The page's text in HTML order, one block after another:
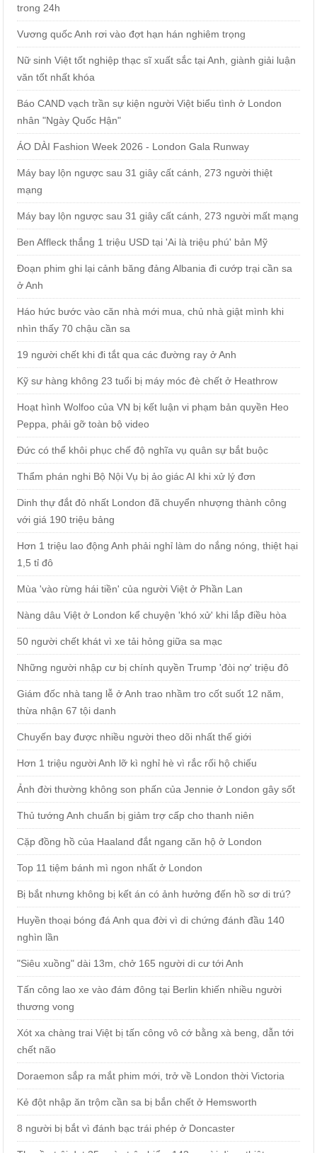
trong 24h
Vương quốc Anh rơi vào đợt hạn hán nghiêm trọng
Nữ sinh Việt tốt nghiệp thạc sĩ xuất sắc tại Anh, giành giải luận
văn tốt nhất khóa
Báo CAND vạch trần sự kiện người Việt biểu tình ở London
nhân "Ngày Quốc Hận"
ÁO DÀI Fashion Week 2026 - London Gala Runway
Máy bay lộn ngược sau 31 giây cất cánh, 273 người thiệt
mạng
Máy bay lộn ngược sau 31 giây cất cánh, 273 người mất mạng
Ben Affleck thắng 1 triệu USD tại 'Ai là triệu phú' bản Mỹ
Đoạn phim ghi lại cảnh băng đảng Albania đi cướp trại cần sa
ở Anh
Háo hức bước vào căn nhà mới mua, chủ nhà giật mình khi
nhìn thấy 70 chậu cần sa
19 người chết khi đi tắt qua các đường ray ở Anh
Kỹ sư hàng không 23 tuổi bị máy móc đè chết ở Heathrow
Hoạt hình Wolfoo của VN bị kết luận vi phạm bản quyền Heo
Peppa, phải gỡ toàn bộ video
Đức có thể khôi phục chế độ nghĩa vụ quân sự bắt buộc
Thẩm phán nghi Bộ Nội Vụ bị ảo giác AI khi xử lý đơn
Dinh thự đắt đỏ nhất London đã chuyển nhượng thành công
với giá 190 triệu bảng
Hơn 1 triệu lao động Anh phải nghỉ làm do nắng nóng, thiệt hại
1,5 tỉ đô
Mùa 'vào rừng hái tiền' của người Việt ở Phần Lan
Nàng dâu Việt ở London kể chuyện 'khó xử' khi lắp điều hòa
50 người chết khát vì xe tải hỏng giữa sa mạc
Những người nhập cư bị chính quyền Trump 'đòi nợ' triệu đô
Giám đốc nhà tang lễ ở Anh trao nhầm tro cốt suốt 12 năm,
thừa nhận 67 tội danh
Chuyến bay được nhiều người theo dõi nhất thế giới
Hơn 1 triệu người Anh lỡ kì nghỉ hè vì rắc rối hộ chiếu
Ảnh đời thường không son phấn của Jennie ở London gây sốt
Thủ tướng Anh chuẩn bị giảm trợ cấp cho thanh niên
Cặp đồng hồ của Haaland đắt ngang căn hộ ở London
Top 11 tiệm bánh mì ngon nhất ở London
Bị bắt nhưng không bị kết án có ảnh hưởng đến hồ sơ di trú?
Huyền thoại bóng đá Anh qua đời vì di chứng đánh đầu 140
nghìn lần
"Siêu xuồng" dài 13m, chở 165 người di cư tới Anh
Tấn công lao xe vào đám đông tại Berlin khiến nhiều người
thương vong
Xót xa chàng trai Việt bị tấn công vô cớ bằng xà beng, dẫn tới
chết não
Doraemon sắp ra mắt phim mới, trở về London thời Victoria
Kẻ đột nhập ăn trộm cần sa bị bắn chết ở Hemsworth
8 người bị bắt vì đánh bạc trái phép ở Doncaster